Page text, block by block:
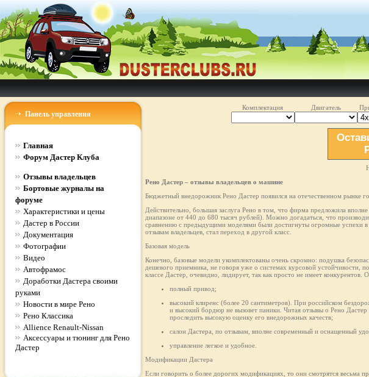
Панель управления
Главная
Форум Дастер Клуба
Отзывы владельцев
Бортовые журналы на
форуме
Характеристики и цены
Дастер в России
Документация
Фотографии
Видео
Автофрамос
Доработки Дастера своими
руками
Новости в мире Рено
Рено Классика
Allience Renault-Nissan
Аксессуары и тюнинг для Рено
Дастер
Комплектация Двигатель
Рено Дастер – отзывы владельцев о машине
Бюджетный внедорожник Рено Дастер появился на отечественном рынке
Действительно, большая заслуга Рено в том, что фирма предложила
диапазоне от 440 до 680 тысяч рублей). Можно догадаться, что
сравнению с предыдущими моделями были достигнуты огромные успехи
отзывам владельцев, стал переход в другой класс.
Базовая модель
Конечно, базовые модели укомплектованы очень скромно: подушка
дешевого приемника, не говоря уже о системах курсовой
классе Дастер, очевидно, лидирует, так как просто не имеет
полный привод;
высокий клиренс (более 20 сантиметров). При российском
и высокий бордюр не вызовет паники. Читая отзывы о Рено
проследить высокую оценку его внедорожных качеств;
салон Дастера, по отзывам, вполне современный и оснащенный
управление легкое и удобное.
Модификации Дастера
Если говорить о более дорогих модификациях, то они смотрятся весьма